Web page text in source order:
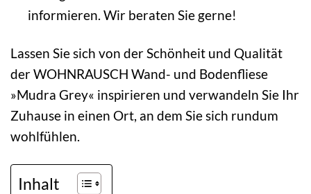
informieren. Wir beraten Sie gerne!
Lassen Sie sich von der Schönheit und Qualität
der WOHNRAUSCH Wand- und Bodenfliese
»Mudra Grey« inspirieren und verwandeln Sie Ihr
Zuhause in einen Ort, an dem Sie sich rundum
wohlfühlen.
Inhalt